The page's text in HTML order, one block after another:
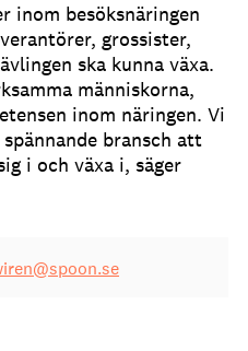
inom besöksnäringen
grossister,
ska kunna växa.
människorna,
inom näringen. Vi
bransch att
i och växa i, säger